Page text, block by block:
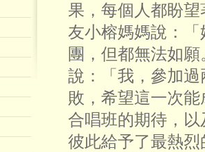
果，每個人都盼
友小榕媽媽說：
團，但都無法如
說：「我，參加
敗，希望這一次
合唱班的期待，
彼此給予了最熱